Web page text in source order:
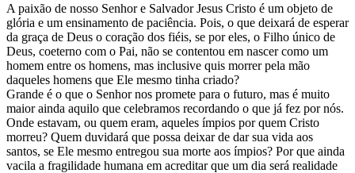
A paixão de nosso Senhor e Salvador Jesus Cristo é um objeto de
glória e um ensinamento de paciência. Pois, o que deixará de esperar
da graça de Deus o coração dos fiéis, se por eles, o Filho único de
Deus, coeterno com o Pai, não se contentou em nascer como um
homem entre os homens, mas inclusive quis morrer pela mão
daqueles homens que Ele mesmo tinha criado?
Grande é o que o Senhor nos promete para o futuro, mas é muito
maior ainda aquilo que celebramos recordando o que já fez por nós.
Onde estavam, ou quem eram, aqueles ímpios por quem Cristo
morreu? Quem duvidará que possa deixar de dar sua vida aos
santos, se Ele mesmo entregou sua morte aos ímpios? Por que ainda
vacila a fragilidade humana em acreditar que um dia será realidade